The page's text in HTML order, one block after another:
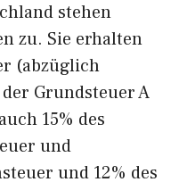
stehen
zu. Sie erhalten
(abzüglich
Grundsteuer A
15% des
und
und 12% des